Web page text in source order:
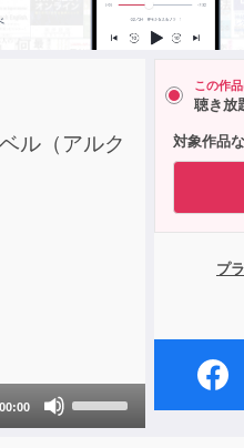
ル（アルク
00:00
この作
聴き放
対象作品
プ